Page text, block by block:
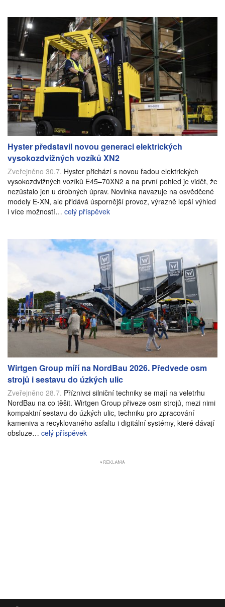
Hyster představil novou generaci elektrických
vysokozdvižných vozíků XN2
Zveřejněno 30.7. Hyster přichází s novou řadou elektrických
vysokozdvižných vozíků E45–70XN2 a na první pohled je vidět, že
nezůstalo jen u drobných úprav. Novinka navazuje na osvědčené
modely E-XN, ale přidává úspornější provoz, výrazně lepší výhled
i více možností… celý příspěvek
Wirtgen Group míří na NordBau 2026. Předvede osm
strojů i sestavu do úzkých ulic
Zveřejněno 28.7. Příznivci silniční techniky se mají na veletrhu
NordBau na co těšit. Wirtgen Group přiveze osm strojů, mezi nimi
kompaktní sestavu do úzkých ulic, techniku pro zpracování
kameniva a recyklovaného asfaltu i digitální systémy, které dávají
obsluze… celý příspěvek